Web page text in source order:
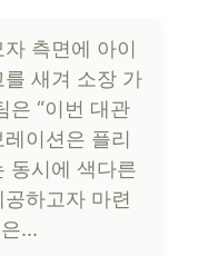
측면에 아이
새겨 소장 가
은 “이번 대관
이션은 플리
동시에 색다른
하고자 마련
은…